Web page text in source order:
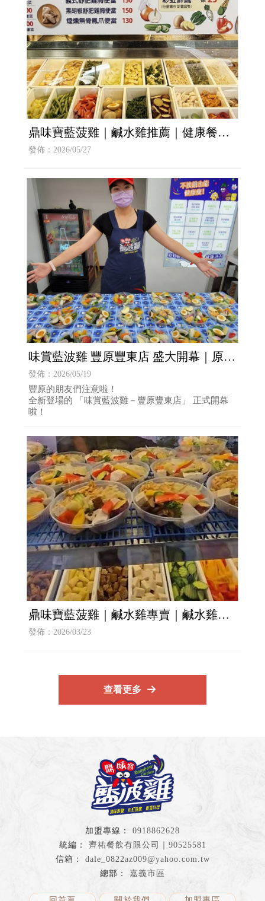
鼎味寶藍菠雞｜鹹水雞推薦｜健康餐便
當推薦｜最賺錢的加盟推薦
發佈：2026/05/27
味賞藍波雞 豐原豐東店 盛大開幕｜原味
鮮雞 × 彩虹瓊食 × 創意料理，顛覆你對
雞肉料理的想像！
發佈：2026/05/19
豐原的朋友們注意啦！
全新登場的 「味賞藍波雞－豐原豐東店」 正式開幕
啦！
鼎味寶藍菠雞｜鹹水雞專賣｜鹹水雞創
業｜餐飲加盟｜餐車加盟
發佈：2026/03/23
查看更多
0918862628
齊祐餐飲有限公司｜90525581
dale_0822az009@yahoo.com.tw
嘉義市區